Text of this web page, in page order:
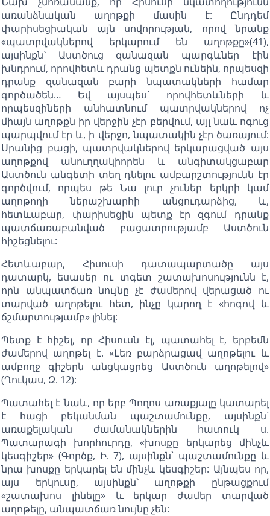
առանձնական աղոթքի մասին է: Ընդդեմ
փարիսեցիական այն սովորության, որով նրանք
«պատրվակներով երկարում են աղոթքը»(41),
այսինքն` Աստծուց զանազան պարգևներ էին
խնդրում, որովհետև դրանց պետքն ունեին, որպեսզի
դրանք զանազան բարի նպատակների համար
գործածեն… Եվ այսպես` որովհետևների և
որպեսզիների անհատնում պատրվակներով ոչ
միայն աղոթքն իր վերջին չէր բերվում, այլ նաև ոգուց
պարպվում էր և, ի վերջո, նպատակին չէր ծառայում:
Սրանից բացի, պատրվակներով երկարացված այս
աղոթքով անուղղակիորեն և անգիտակցաբար
Աստծուն անգետի տեղ դնելու ամբարշտությունն էր
գործվում, որպես թե Նա լուր չուներ երկրի կամ
աղոթողի ներաշխարհի անցուդարձից, և,
հետևաբար, փարիսեցին պետք էր զգում դրանք
պատճառաբանված բացատրությամբ Աստծուն
հիշեցնելու:
Հետևաբար, Հիսուսի դատապարտածը այս
դատարկ, եսասեր ու տգետ շատախոսությունն է,
որն անպատճառ նույնը չէ ժամերով վերացած ու
տարված աղոթելու հետ, ինչը կարող է «հոգով և
ճշմարտությամբ» լինել:
Պետք է հիշել, որ Հիսուսն էլ, պատահել է, երբեմն
ժամերով աղոթել է. «Լեռ բարձրացավ աղոթելու և
ամբողջ գիշերն անցկացրեց Աստծուն աղոթելով»
(Ղուկաս, Զ. 12):
Պատահել է նաև, որ երբ Պողոս առաքյալը կատարել
է հացի բեկանման պաշտամունքը, այսինքն`
առաքելական ժամանակներին հատուկ ս.
Պատարագի խորհուրդը, «խոսքը երկարեց մինչև
կեսգիշեր» (Գործք, Ի. 7), այսինքն` պաշտամունքը և
նրա խոսքը երկարել են մինչև կեսգիշեր: Այնպես որ,
այս երկուսը, այսինքն` աղոթքի ընթացքում
«շատախոս լինելը» և երկար ժամեր տարված
աղոթելը, անպատճառ նույնը չեն: